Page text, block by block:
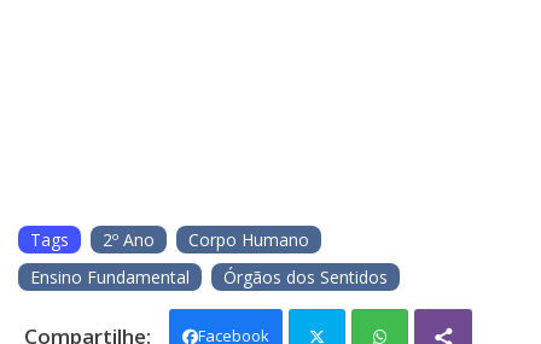
Tags 2º Ano
Corpo Humano
Ensino Fundamental
Órgãos dos Sentidos
Facebook